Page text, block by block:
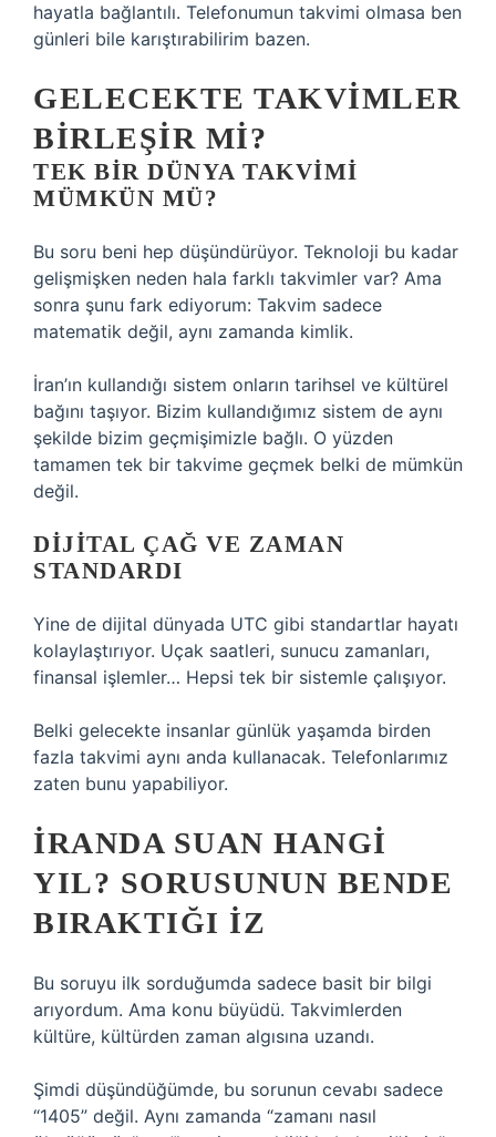
hayatla bağlantılı. Telefonumun takvimi olmasa ben
günleri bile karıştırabilirim bazen.
GELECEKTE TAKVIMLER
BIRLEŞIR MI?
TEK BIR DÜNYA TAKVIMI
MÜMKÜN MÜ?
Bu soru beni hep düşündürüyor. Teknoloji bu kadar
gelişmişken neden hala farklı takvimler var? Ama
sonra şunu fark ediyorum: Takvim sadece
matematik değil, aynı zamanda kimlik.
İran’ın kullandığı sistem onların tarihsel ve kültürel
bağını taşıyor. Bizim kullandığımız sistem de aynı
şekilde bizim geçmişimizle bağlı. O yüzden
tamamen tek bir takvime geçmek belki de mümkün
değil.
DIJITAL ÇAĞ VE ZAMAN
STANDARDI
Yine de dijital dünyada UTC gibi standartlar hayatı
kolaylaştırıyor. Uçak saatleri, sunucu zamanları,
finansal işlemler… Hepsi tek bir sistemle çalışıyor.
Belki gelecekte insanlar günlük yaşamda birden
fazla takvimi aynı anda kullanacak. Telefonlarımız
zaten bunu yapabiliyor.
İRANDA SUAN HANGI
YIL? SORUSUNUN BENDE
BIRAKTIĞI IZ
Bu soruyu ilk sorduğumda sadece basit bir bilgi
arıyordum. Ama konu büyüdü. Takvimlerden
kültüre, kültürden zaman algısına uzandı.
Şimdi düşündüğümde, bu sorunun cevabı sadece
“1405” değil. Aynı zamanda “zamanı nasıl